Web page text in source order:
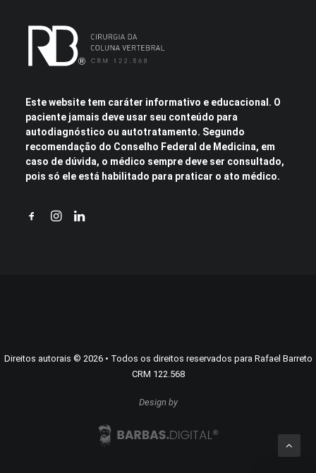
Este website tem caráter informativo e educacional. O
paciente jamais deve usar seu conteúdo para
autodiagnóstico ou autotratamento. Segundo
recomendação do Conselho Federal de Medicina, em
caso de dúvida, o médico sempre deve ser consultado,
pois só ele está habilitado para praticar o ato médico.
Direitos autorais © 2026• Todos os direitos reservados para Rafael Barreto
CRM 122.568
Design by